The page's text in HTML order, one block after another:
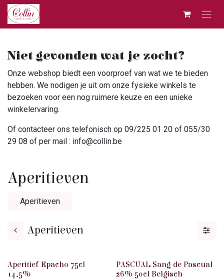
Overslaan naar inhoud
Niet gevonden wat je zocht?
Onze webshop biedt een voorproef van wat we te bieden
hebben. We nodigen je uit om onze fysieke winkels te
bezoeken voor een nog ruimere keuze en een unieke
winkelervaring.
Of contacteer ons telefonisch op 09/225 01 20 of 055/30
29 08 of per mail : info@collin.be
Aperitieven
Aperitieven
Aperitieven
Aperitief Epacho 75cl
14,5%
PASCUAL Sang de Pascual
26% 50cl Belgisch